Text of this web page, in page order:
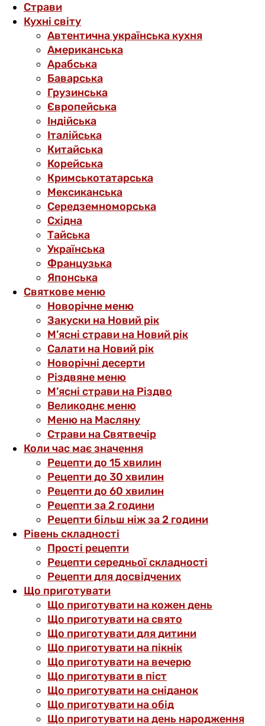
Страви
Кухні світу
Автентична українська кухня
Американська
Арабська
Баварська
Грузинська
Європейська
Індійська
Італійська
Китайська
Корейська
Кримськотатарська
Мексиканська
Середземноморська
Східна
Тайська
Українська
Французька
Японська
Святкове меню
Новорічне меню
Закуски на Новий рік
М’ясні страви на Новий рік
Салати на Новий рік
Новорічні десерти
Різдвяне меню
М’ясні страви на Різдво
Великоднє меню
Меню на Масляну
Страви на Святвечір
Коли час має значення
Рецепти до 15 хвилин
Рецепти до 30 хвилин
Рецепти до 60 хвилин
Рецепти за 2 години
Рецепти більш ніж за 2 години
Рівень складності
Прості рецепти
Рецепти середньої складності
Рецепти для досвідчених
Що приготувати
Що приготувати на кожен день
Що приготувати на свято
Що приготувати для дитини
Що приготувати на пікнік
Що приготувати на вечерю
Що приготувати в піст
Що приготувати на сніданок
Що приготувати на обід
Що приготувати на день народження